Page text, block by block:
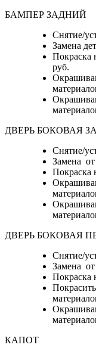
БАМПЕР ЗАДНИЙ
Снятие/
Замена
Покраска
руб.
ДВЕРЬ БОКОВАЯ
Снятие/
Замена
Покраска
ДВЕРЬ БОКОВАЯ
Снятие/
Замена
Покраска
КАПОТ